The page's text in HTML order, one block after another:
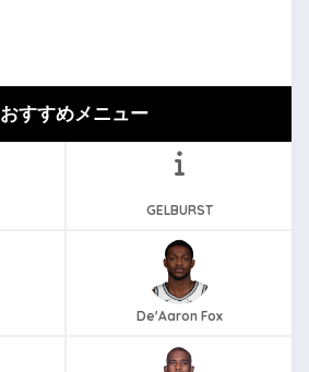
おすすめメニュー
GELBURST
De'Aaron Fox